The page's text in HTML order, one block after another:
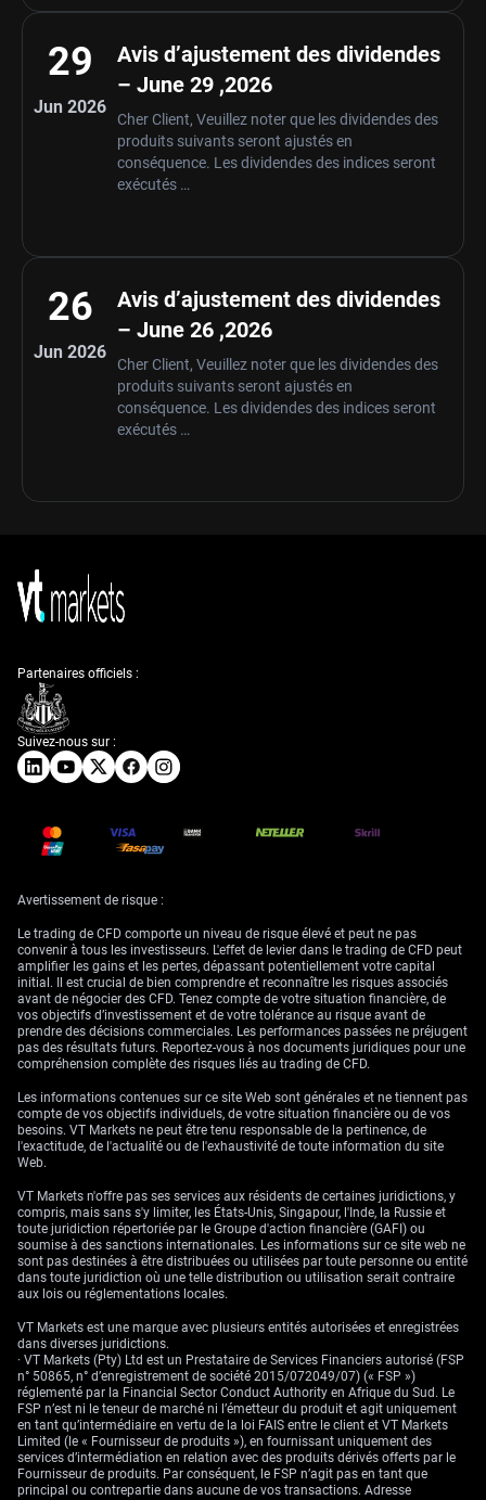
29
Jun 2026
Avis d’ajustement des dividendes
– June 29 ,2026
Cher Client, Veuillez noter que les dividendes des
produits suivants seront ajustés en
conséquence. Les dividendes des indices seront
exécutés …
26
Jun 2026
Avis d’ajustement des dividendes
– June 26 ,2026
Cher Client, Veuillez noter que les dividendes des
produits suivants seront ajustés en
conséquence. Les dividendes des indices seront
exécutés …
Suivez-nous sur :
Partenaires officiels :
Avertissement de risque :
Le trading de CFD comporte un niveau de risque élevé et peut ne pas
convenir à tous les investisseurs. L'effet de levier dans le trading de CFD peut
amplifier les gains et les pertes, dépassant potentiellement votre capital
initial. Il est crucial de bien comprendre et reconnaître les risques associés
avant de négocier des CFD. Tenez compte de votre situation financière, de
vos objectifs d’investissement et de votre tolérance au risque avant de
prendre des décisions commerciales. Les performances passées ne préjugent
pas des résultats futurs. Reportez-vous à nos documents juridiques pour une
compréhension complète des risques liés au trading de CFD.
Les informations contenues sur ce site Web sont générales et ne tiennent pas
compte de vos objectifs individuels, de votre situation financière ou de vos
besoins. VT Markets ne peut être tenu responsable de la pertinence, de
l'exactitude, de l'actualité ou de l'exhaustivité de toute information du site
Web.
VT Markets n'offre pas ses services aux résidents de certaines juridictions, y
compris, mais sans s'y limiter, les États-Unis, Singapour, l'Inde, la Russie et
toute juridiction répertoriée par le Groupe d'action financière (GAFI) ou
soumise à des sanctions internationales. Les informations sur ce site web ne
sont pas destinées à être distribuées ou utilisées par toute personne ou entité
dans toute juridiction où une telle distribution ou utilisation serait contraire
aux lois ou réglementations locales.
VT Markets est une marque avec plusieurs entités autorisées et enregistrées
dans diverses juridictions.
· VT Markets (Pty) Ltd est un Prestataire de Services Financiers autorisé (FSP
n° 50865, n° d’enregistrement de société 2015/072049/07) (« FSP »)
réglementé par la Financial Sector Conduct Authority en Afrique du Sud. Le
FSP n’est ni le teneur de marché ni l’émetteur du produit et agit uniquement
en tant qu’intermédiaire en vertu de la loi FAIS entre le client et VT Markets
Limited (le « Fournisseur de produits »), en fournissant uniquement des
services d’intermédiation en relation avec des produits dérivés offerts par le
Fournisseur de produits. Par conséquent, le FSP n’agit pas en tant que
principal ou contrepartie dans aucune de vos transactions. Adresse